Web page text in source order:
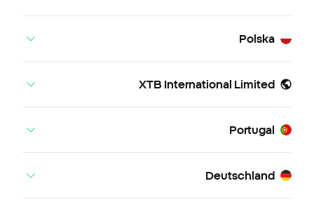
Polska
XTB International Limited
Portugal
Deutschland